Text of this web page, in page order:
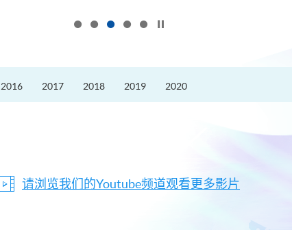
2016 2017 2018 2019 2020
请浏览我们的Youtube频道观看更多影片